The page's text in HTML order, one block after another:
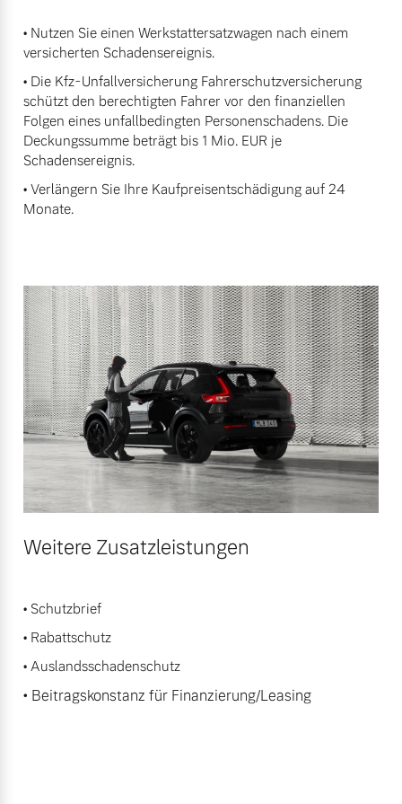
• Nutzen Sie einen Werkstattersatzwagen nach einem
versicherten Schadensereignis.
• Die Kfz-Unfallversicherung Fahrerschutzversicherung
schützt den berechtigten Fahrer vor den finanziellen
Folgen eines unfallbedingten Personenschadens. Die
Deckungssumme beträgt bis 1 Mio. EUR je
Schadensereignis.
• Verlängern Sie Ihre Kaufpreisentschädigung auf 24
Monate.
Weitere Zusatzleistungen
• Schutzbrief
• Rabattschutz
• Auslandsschadenschutz
• Beitragskonstanz für Finanzierung/Leasing